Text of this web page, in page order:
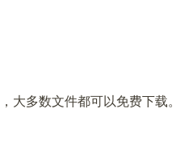
大多数文件都可以免费下载。